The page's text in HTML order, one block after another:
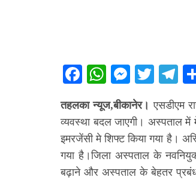
Facebook
WhatsApp
तहलका न्यूज,बीकानेर। एसडीएम
व्यवस्था बदल जाएगी। अस्पताल में
इमरजेंसी मे शिफ्ट किया गया है।
गया है।जिला अस्पताल के
बढ़ाने और अस्पताल के बेहतर